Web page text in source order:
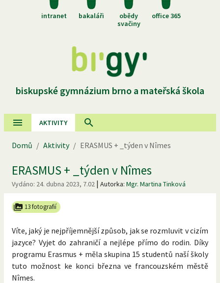
intranet bakaláři
obědy
svačiny
office 365
biskupské gymnázium brno a mateřská škola
AKTIVITY
Domů / Aktivity / ERASMUS + _týden v Nîmes
ERASMUS + _týden v Nîmes
Vydáno: 24. dubna 2023, 7.02 | Autorka: Mgr. Martina Tinková
13 fotografií
Víte, jaký je nejpříjemnější způsob, jak se rozmluvit v cizím
jazyce? Vyjet do zahraničí a nejlépe přímo do rodin. Díky
programu Erasmus + měla skupina 15 studentů naší školy
tuto možnost ke konci března ve francouzském městě
Nîmes.